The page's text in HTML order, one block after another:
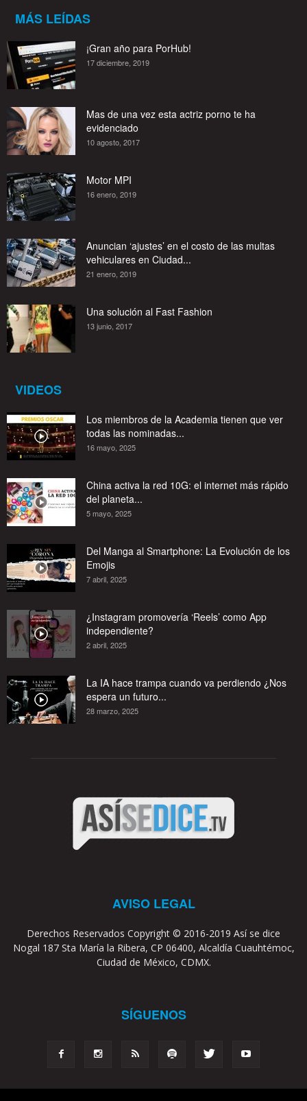
MÁS LEÍDAS
¡Gran año para PorHub!
17 diciembre, 2019
Mas de una vez esta actriz porno te ha
evidenciado
10 agosto, 2017
Motor MPI
16 enero, 2019
Anuncian ‘ajustes’ en el costo de las multas
vehiculares en Ciudad...
21 enero, 2019
Una solución al Fast Fashion
13 junio, 2017
VIDEOS
Los miembros de la Academia tienen que ver
todas las nominadas...
16 mayo, 2025
China activa la red 10G: el internet más rápido
del planeta...
5 mayo, 2025
Del Manga al Smartphone: La Evolución de los
Emojis
7 abril, 2025
¿Instagram promovería ‘Reels’ como App
independiente?
2 abril, 2025
La IA hace trampa cuando va perdiendo ¿Nos
espera un futuro...
28 marzo, 2025
AVISO LEGAL
Derechos Reservados Copyright © 2016-2019 Así se dice
Nogal 187 Sta María la Ribera, CP 06400, Alcaldía Cuauhtémoc,
Ciudad de México, CDMX.
SÍGUENOS